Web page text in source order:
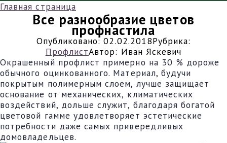
Главная страница
Все разнообразие цветов
профнастила
Опубликовано: 02.02.2018Рубрика:
ПрофлистАвтор: Иван Яскевич
Окрашенный профлист примерно на 30 % дороже
обычного оцинкованного. Материал, будучи
покрытым полимерным слоем, лучше защищает
основание от механических, климатических
воздействий, дольше служит, благодаря богатой
цветовой гамме удовлетворяет эстетические
потребности даже самых привередливых
домовладельцев.